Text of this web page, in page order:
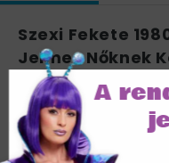
Szexi Fekete
Jelmez Nőknek
Szoknyával,
Fejpánttal - M
Mellbőség 94-98 cm
Csípőméret 100-104
A